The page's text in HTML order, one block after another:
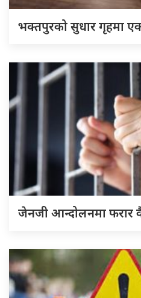
भक्तपुरको सुधार गृहमा
जेनजी आन्दोलनमा फरार